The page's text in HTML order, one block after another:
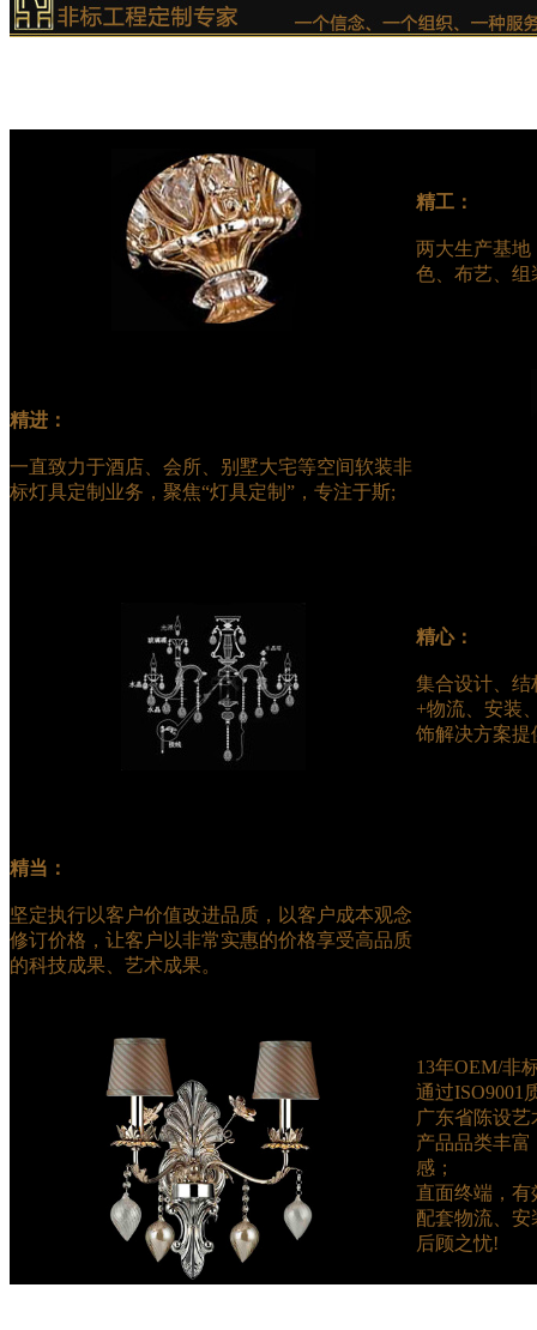
精工：
两大生产基地
色、布艺、组
精进：
一直致力于酒店、会所、别墅大宅等空间软装非
标灯具定制业务，聚焦“灯具定制”，专注于斯;
精心：
集合设计、结
+物流、安装
饰解决方案提
精当：
坚定执行以客户价值改进品质，以客户成本观念
修订价格，让客户以非常实惠的价格享受高品质
的科技成果、艺术成果。
13年OEM/非
通过ISO9001
广东省陈设
产品品类丰富
感；
直面终端，
配套物流、
后顾之忧!